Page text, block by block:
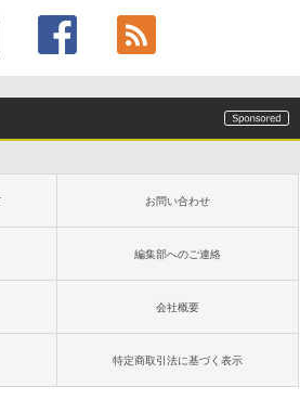
お問い合わせ
編集部へのご連絡
会社概要
特定商取引法に基づく表示